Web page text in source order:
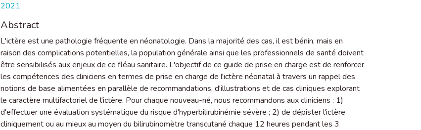
2021
Abstract
L'ictère est une pathologie fréquente en néonatologie. Dans la majorité des cas, il est bénin, mais en
raison des complications potentielles, la population générale ainsi que les professionnels de santé doivent
être sensibilisés aux enjeux de ce fléau sanitaire. L'objectif de ce guide de prise en charge est de renforcer
les compétences des cliniciens en termes de prise en charge de l'ictère néonatal à travers un rappel des
notions de base alimentées en parallèle de recommandations, d'illustrations et de cas cliniques explorant
le caractère multifactoriel de l'ictère. Pour chaque nouveau-né, nous recommandons aux cliniciens : 1)
d'effectuer une évaluation systématique du risque d'hyperbilirubinémie sévère ; 2) de dépister l'ictère
cliniquement ou au mieux au moyen du bilirubinomètre transcutané chaque 12 heures pendant les 3